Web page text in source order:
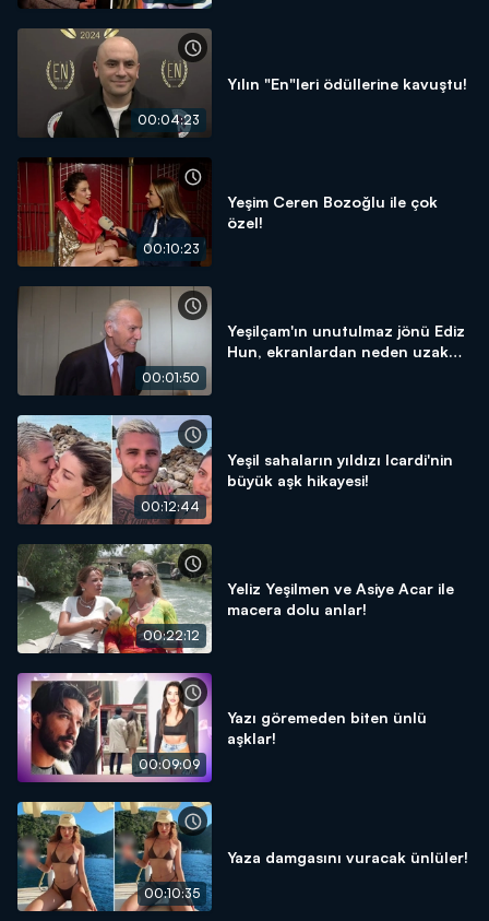
00:04:23
Yılın "En"leri ödüllerine kavuştu!
00:10:23
Yeşim Ceren Bozoğlu ile çok
özel!
00:01:50
Yeşilçam'ın unutulmaz jönü Ediz
Hun, ekranlardan neden uzak
00:12:44
Yeşil sahaların yıldızı Icardi'nin
büyük aşk hikayesi!
00:22:12
Yeliz Yeşilmen ve Asiye Acar ile
macera dolu anlar!
00:09:09
Yazı göremeden biten ünlü
aşklar!
00:10:35
Yaza damgasını vuracak ünlüler!